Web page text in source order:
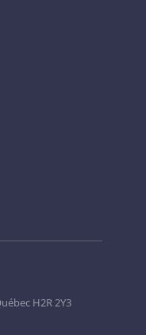
H2R 2Y3